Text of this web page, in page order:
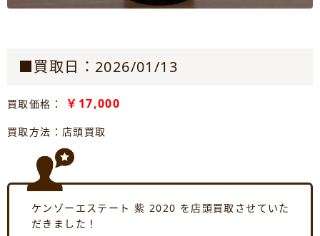
■買取日：2026/01/13
買取価格： ￥17,000
買取方法：店頭買取
ケンゾーエステート 紫 2020 を店頭買取させていた
だきました！